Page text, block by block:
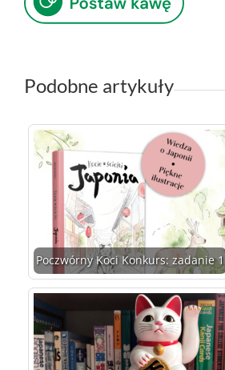
Podobne artykuły
Poczwórny Koci Konkurs: zadanie 1